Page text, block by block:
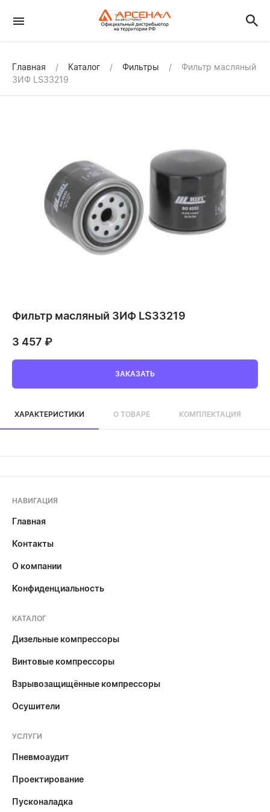
Главная Каталог Фильтры
Фильтр масляный
ЗИФ LS33219
Фильтр масляный ЗИФ LS33219
3 457 ₽
ЗАКАЗАТЬ
ХАРАКТЕРИСТИКИ О ТОВАРЕ КОМПЛЕКТАЦИЯ
НАВИГАЦИЯ
Главная
Контакты
О компании
Конфиденциальность
КАТАЛОГ
Дизельные компрессоры
Винтовые компрессоры
Взрывозащищённые компрессоры
Осушители
УСЛУГИ
Пневмоаудит
Проектирование
Пусконаладка